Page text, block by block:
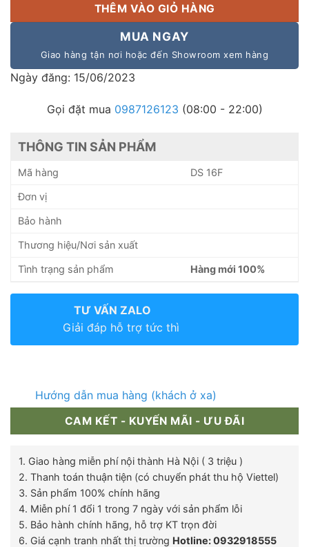
THÊM VÀO GIỎ HÀNG
MUA NGAY
Giao hàng tận nơi hoặc đến Showroom xem hàng
Ngày đăng: 15/06/2023
Gọi đặt mua 0987126123 (08:00 - 22:00)
THÔNG TIN SẢN PHẨM
Mã hàng DS 16F
Đơn vị
Bảo hành
Thương hiệu/Nơi sản xuất
Tình trạng sản phẩm Hàng mới 100%
TƯ VẤN ZALO
Giải đáp hỗ trợ tức thì
Hướng dẫn mua hàng (khách ở xa)
CAM KẾT - KUYẾN MÃI - ƯU ĐÃI
1. Giao hàng miễn phí nội thành Hà Nội ( 3 triệu )
2. Thanh toán thuận tiện (có chuyển phát thu hộ Viettel)
3. Sản phẩm 100% chính hãng
4. Miễn phí 1 đổi 1 trong 7 ngày với sản phẩm lỗi
5. Bảo hành chính hãng, hỗ trợ KT trọn đời
6. Giá cạnh tranh nhất thị trường Hotline: 0932918555